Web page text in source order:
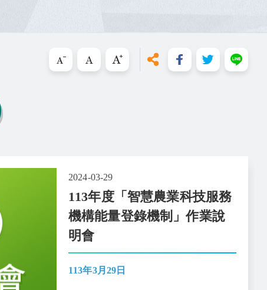
2024-03-29
113年度「智慧農業科技服務
機構能量登錄機制」作業說
明會
113年3月29日